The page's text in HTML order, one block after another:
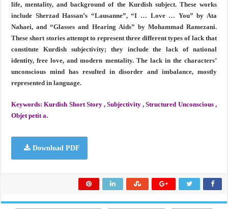
life, mentality, and background of the Kurdish subject. These works
include Sherzad Hassan’s “Lausanne”, “I … Love … You” by Ata
Nahaei, and “Glasses and Hearing Aids” by Mohammad Ramezani.
These short stories attempt to represent three different types of lack that
constitute Kurdish subjectivity; they include the lack of national
identity, free love, and modern mentality. The lack in the characters’
unconscious mind has resulted in disorder and imbalance, mostly
represented in language.
Keywords: Kurdish Short Story , Subjectivity , Structured Unconscious ,
Objet petit a.
Download PDF